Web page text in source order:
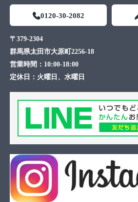
0120-30-2082
〒379-2304
群馬県太田市大原町2256-18
営業時間： 10:00-18:00
定休日： 火曜日、水曜日